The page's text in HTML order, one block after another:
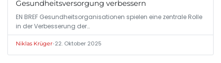
Gesundheitsversorgung verbessern
EN BREF Gesundheitsorganisationen spielen eine zentrale Rolle
in der Verbesserung der…
Niklas Krüger•22. Oktober 2025